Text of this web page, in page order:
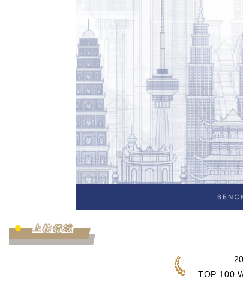
上榜领域
TOP 100